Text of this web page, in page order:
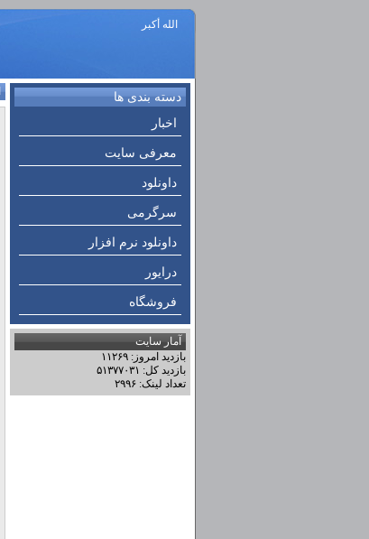
الله أكبر
دسته بندی ها
اخبار
معرفی سایت
داونلود
سرگرمی
داونلود نرم افزار
درایور
فروشگاه
آمار سایت
بازدید امروز: ۱۱۲۶۹
بازدید کل: ۵۱۳۷۷۰۳۱
تعداد لینک: ۲۹۹۶